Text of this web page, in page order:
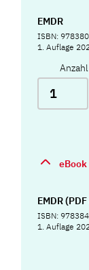
EMDR
ISBN:
1. Auflage
Anzahl
eBook
EMDR
ISBN:
1. Auflage